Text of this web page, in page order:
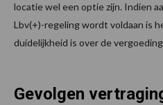
locatie wel een optie zijn. Indien
Lbv(+)-regeling wordt voldaan is
duidelijkheid is over de
Gevolgen